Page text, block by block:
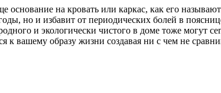
основание на кровать или каркас, как его
но и избавит от периодических болей в
и экологически чистого в доме тоже могут
к вашему образу жизни создавая ни с чем не